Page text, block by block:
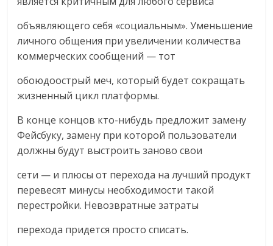
объявляющего себя «социальным». Уменьшение
личного общения при увеличении количества
коммерческих сообщений — тот
обоюдоострый меч, который будет сокращать
жизненный цикл платформы.
В конце концов кто-нибудь предложит замену
Фейсбуку, замену при которой пользователи
должны будут выстроить заново свои
сети — и плюсы от перехода на лучший продукт
перевесят минусы необходимости такой
перестройки. Невозвратные затраты
перехода придется просто списать.